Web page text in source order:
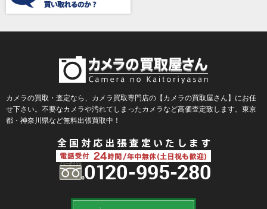
Blackmagic Design（ブラックマジックデザイン）
BLACKRAPID （ブラックラピッド）
BLaKPIXEL（ブラックピクセル）
Bokkeh（ボケ）
Bolsey（ボルシー）
BRAUN（ブラウン）
カメラの買取・査定なら、カメラ買取専門店の【カメラの買取屋さん】にお任
せ下さい。不要なカメラや汚れてしまったカメラなど高価査定致します。東京
都・神奈川県など無料出張買取中！